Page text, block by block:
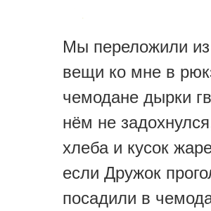
Мы переложили
вещи ко мне в
чемодане дырки
нём не
хлеба и кусок
если Дружок
посадили в